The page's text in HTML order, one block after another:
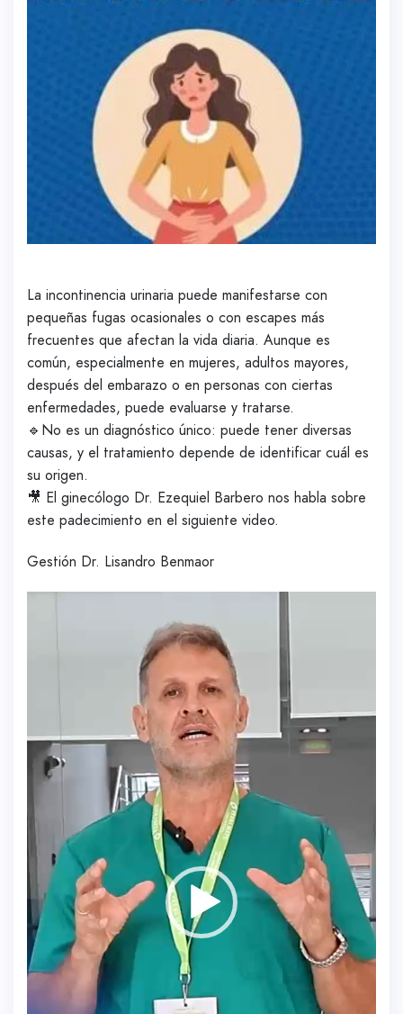
La incontinencia urinaria puede manifestarse con
pequeñas fugas ocasionales o con escapes más
frecuentes que afectan la vida diaria. Aunque es
común, especialmente en mujeres, adultos mayores,
después del embarazo o en personas con ciertas
enfermedades, puede evaluarse y tratarse.
🔹No es un diagnóstico único: puede tener diversas
causas, y el tratamiento depende de identificar cuál es
su origen.
🎥 El ginecólogo Dr. Ezequiel Barbero nos habla sobre
este padecimiento en el siguiente video.
Gestión Dr. Lisandro Benmaor